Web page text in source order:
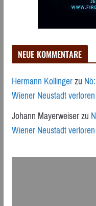
NEUE KOMMENTARE
Hermann Kollingerzu
Wiener Neustadt verloren
Johann Mayerweiserzu
Wiener Neustadt verloren